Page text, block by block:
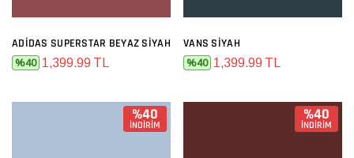
ADIDAS SUPERSTAR BEYAZ SIYAH
%40 1,399.99 TL
VANS SIYAH
%40 1,399.99 TL
%40
İNDİRİM
%40
İNDİRİM